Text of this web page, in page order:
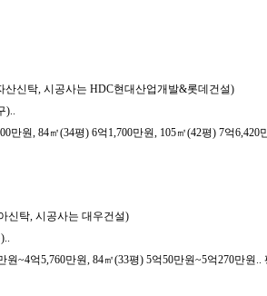
산신탁, 시공사는 HDC현대산업개발&롯데건설)
)..
원, 84㎡(34평) 6억1,700만원, 105㎡(42평) 7억
신탁, 시공사는 대우건설)
~4억5,760만원, 84㎡(33평) 5억50만원~5억270만